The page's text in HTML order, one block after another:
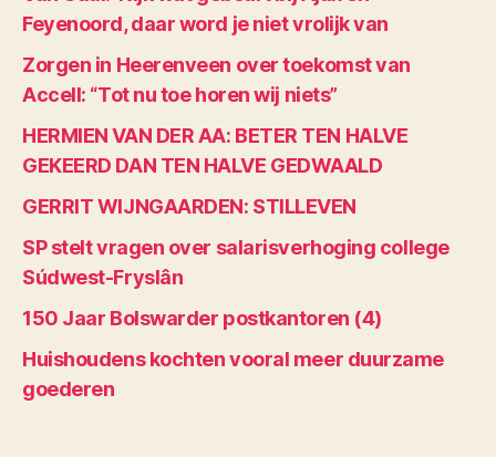
Feyenoord, daar word je niet vrolijk van
Zorgen in Heerenveen over toekomst van
Accell: “Tot nu toe horen wij niets”
HERMIEN VAN DER AA: BETER TEN HALVE
GEKEERD DAN TEN HALVE GEDWAALD
GERRIT WIJNGAARDEN: STILLEVEN
SP stelt vragen over salarisverhoging college
Súdwest-Fryslân
150 Jaar Bolswarder postkantoren (4)
Huishoudens kochten vooral meer duurzame
goederen